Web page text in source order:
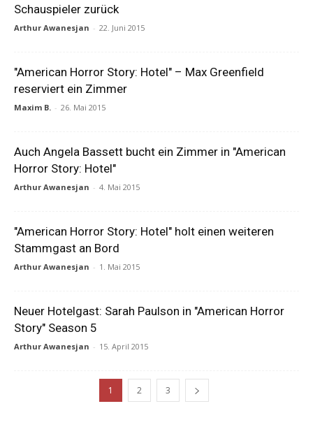
Schauspieler zurück
Arthur Awanesjan - 22. Juni 2015
"American Horror Story: Hotel" – Max Greenfield
reserviert ein Zimmer
Maxim B. - 26. Mai 2015
Auch Angela Bassett bucht ein Zimmer in "American
Horror Story: Hotel"
Arthur Awanesjan - 4. Mai 2015
"American Horror Story: Hotel" holt einen weiteren
Stammgast an Bord
Arthur Awanesjan - 1. Mai 2015
Neuer Hotelgast: Sarah Paulson in "American Horror
Story" Season 5
Arthur Awanesjan - 15. April 2015
1 2 3